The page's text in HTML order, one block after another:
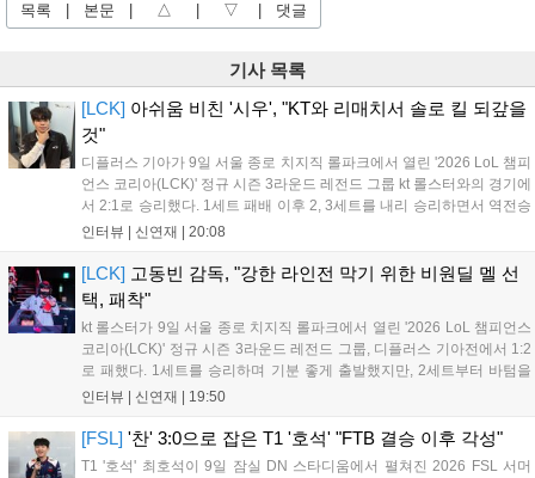
목록 본문 △ ▽ 댓글
기사 목록
[LCK] 아쉬움 비친 '시우', "KT와 리매치서 솔로 킬 되갚을
것"
디플러스 기아가 9일 서울 종로 치지직 롤파크에서 열린 '2026 LoL 챔피
언스 코리아(LCK)' 정규 시즌 3라운드 레전드 그룹 kt 롤스터와의 경기에
서 2:1로 승리했다. 1세트 패배 이후 2, 3세트를 내리 승리하면서 역전승
을 거뒀다. 14승을 달성한 디플러스 기아는 4위 kt 롤스터를 1승 차이로
인터뷰 | 신연재 20:08
[LCK] 고동빈 감독, "강한 라인전 막기 위한 비원딜 멜 선
택, 패착"
kt 롤스터가 9일 서울 종로 치지직 롤파크에서 열린 '2026 LoL 챔피언스
코리아(LCK)' 정규 시즌 3라운드 레전드 그룹, 디플러스 기아전에서 1:2
로 패했다. 1세트를 승리하며 기분 좋게 출발했지만, 2세트부터 바텀을
중심으로 게임을 풀어간 디플러스 기아의 승리 플랜을 막아내지 못했다.
인터뷰 | 신연재 19:50
[FSL] '찬' 3:0으로 잡은 T1 '호석' "FTB 결승 이후 각성"
T1 '호석' 최호석이 9일 잠실 DN 스타디움에서 펼쳐진 2026 FSL 서머